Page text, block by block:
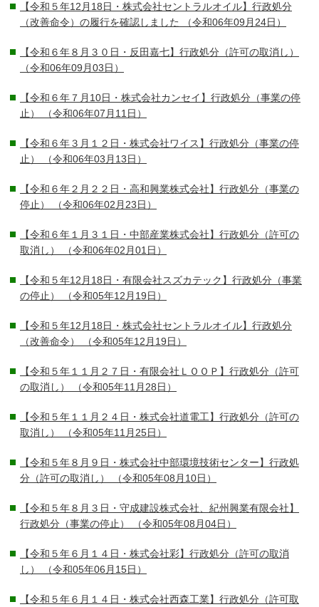
【令和５年12月18日・株式会社セントラルオイル】行政処分
（改善命令）の履行を確認しました
（令和06年09月24日）
【令和６年８月３０日・反田嘉七】行政処分（許可の取消し）
（令和06年09月03日）
【令和６年７月10日・株式会社カンセイ】行政処分（事業の停
止）
（令和06年07月11日）
【令和６年３月１２日・株式会社ワイス】行政処分（事業の停
止）
（令和06年03月13日）
【令和６年２月２２日・高和興業株式会社】行政処分（事業の
停止）
（令和06年02月23日）
【令和６年１月３１日・中部産業株式会社】行政処分（許可の
取消し）
（令和06年02月01日）
【令和５年12月18日・有限会社スズカテック】行政処分（事業
の停止）
（令和05年12月19日）
【令和５年12月18日・株式会社セントラルオイル】行政処分
（改善命令）
（令和05年12月19日）
【令和５年１１月２７日・有限会社ＬＯＯＰ】行政処分（許可
の取消し）
（令和05年11月28日）
【令和５年１１月２４日・株式会社道電工】行政処分（許可の
取消し）
（令和05年11月25日）
【令和５年８月９日・株式会社中部環境技術センター】行政処
分（許可の取消し）
（令和05年08月10日）
【令和５年８月３日・守成建設株式会社、紀州興業有限会社】
行政処分（事業の停止）
（令和05年08月04日）
【令和５年６月１４日・株式会社彩】行政処分（許可の取消
し）
（令和05年06月15日）
【令和５年６月１４日・株式会社西森工業】行政処分（許可取